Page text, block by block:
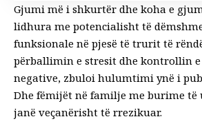
Gjumi më i shkurtër dhe koha e
lidhura me potencialisht të
funksionale në pjesë të trurit të
përballimin e stresit dhe kontrollin e
negative, zbuloi hulumtimi ynë i
Dhe fëmijët në familje me burime të
janë veçanërisht të rrezikuar.